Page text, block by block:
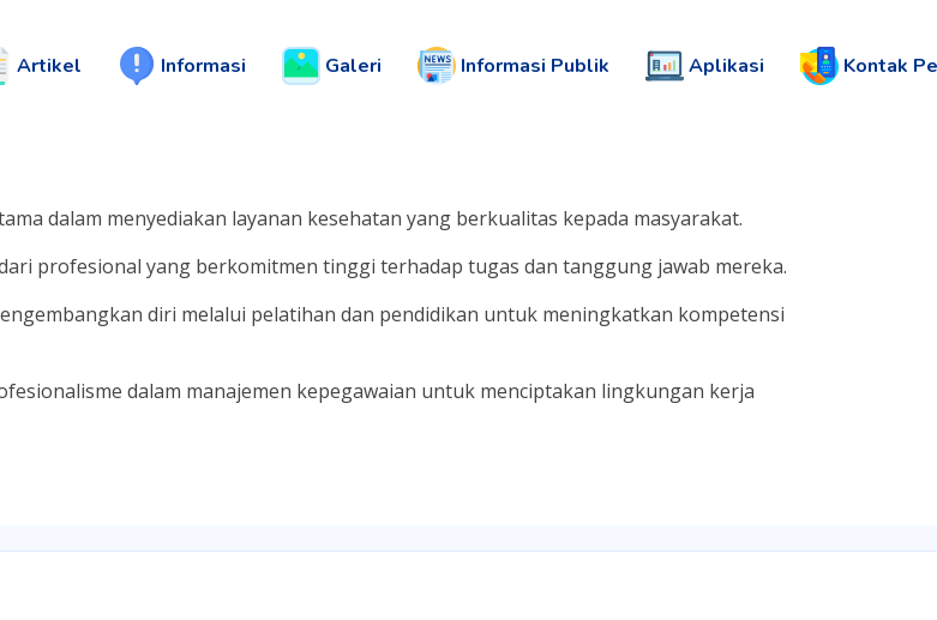
Artikel Informasi Galeri Informasi Publik Aplikasi Kontak
dalam menyediakan layanan kesehatan yang berkualitas kepada masyarakat.
profesional yang berkomitmen tinggi terhadap tugas dan tanggung jawab mereka.
diri melalui pelatihan dan pendidikan untuk meningkatkan kompetensi
dalam manajemen kepegawaian untuk menciptakan lingkungan kerja